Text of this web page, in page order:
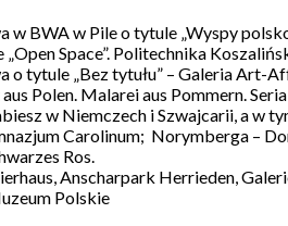
w BWA w Pile o tytule „Wyspy
„Open Space”. Politechnika
o tytule „Bez tytułu” – Galeria Art-
Polen. Malarei aus Pommern.
w Niemczech i Szwajcarii, a w
Carolinum; Norymberga –
Ros.
Anscharpark Herrieden,
Polskie